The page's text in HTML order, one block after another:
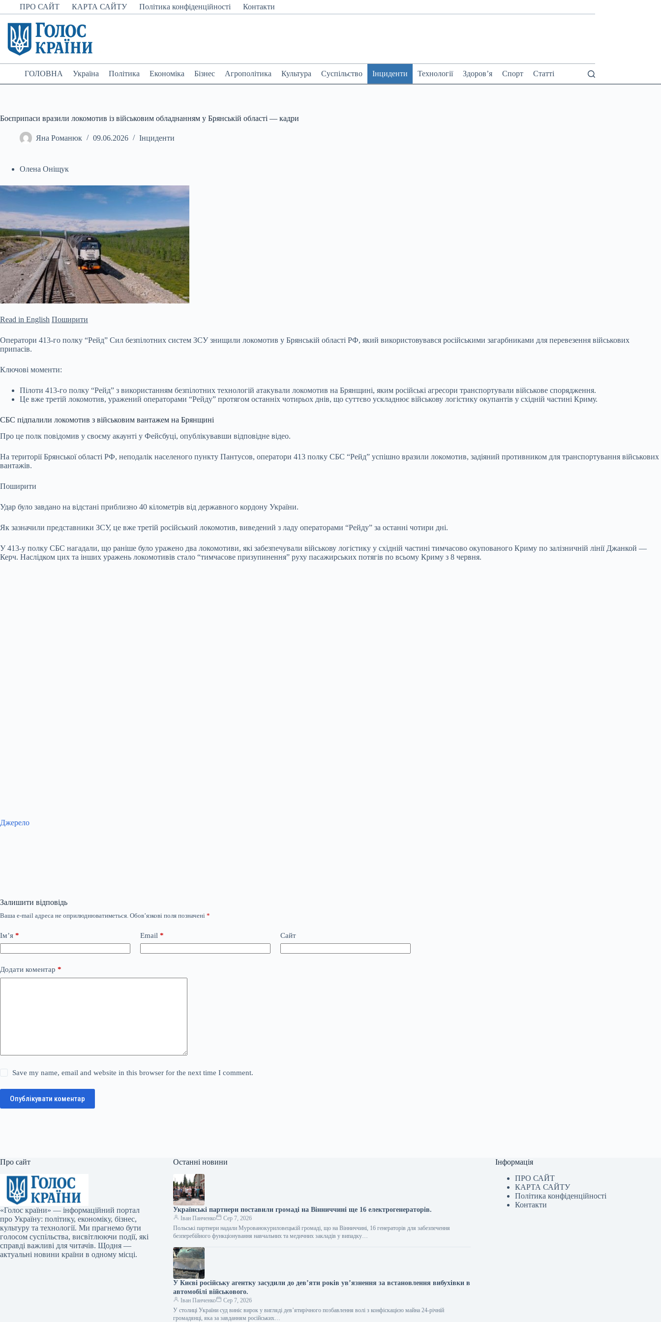
Перейти
до
вмісту
ПРО САЙТ КАРТА САЙТУ Політика конфіденційності Контакти
ГОЛОВНА Україна Політика Економіка Бізнес Агрополітика Культура Суспільство Інциденти Технології Здоров’я Спорт Статті
Боєприпаси вразили локомотив із військовим обладнанням у Брянській області — кадри
Яна Романюк 09.06.2026 Інциденти
Олена Оніщук
Read in English Поширити
Оператори 413-го полку “Рейд” Сил безпілотних систем ЗСУ знищили локомотив у Брянській області РФ, який використовувався російськими загарбниками для перевезення військових
припасів.
Ключові моменти:
Пілоти 413-го полку “Рейд” з використанням безпілотних технологій атакували локомотив на Брянщині, яким російські агресори транспортували військове спорядження.
Це вже третій локомотив, уражений операторами “Рейду” протягом останніх чотирьох днів, що суттєво ускладнює військову логістику окупантів у східній частині Криму.
СБС підпалили локомотив з військовим вантажем на Брянщині
Про це полк повідомив у своєму акаунті у Фейсбуці, опублікувавши відповідне відео.
На території Брянської області РФ, неподалік населеного пункту Пантусов, оператори 413 полку СБС “Рейд” успішно вразили локомотив, задіяний противником для транспортування військових
вантажів.
Поширити
Удар було завдано на відстані приблизно 40 кілометрів від державного кордону України.
Як зазначили представники ЗСУ, це вже третій російський локомотив, виведений з ладу операторами “Рейду” за останні чотири дні.
У 413-у полку СБС нагадали, що раніше було уражено два локомотиви, які забезпечували військову логістику у східній частині тимчасово окупованого Криму по залізничній лінії Джанкой —
Керч. Наслідком цих та інших уражень локомотивів стало “тимчасове призупинення” руху пасажирських потягів по всьому Криму з 8 червня.
Джерело
Залишити відповідь
Ваша e-mail адреса не оприлюднюватиметься. Обов’язкові поля позначені *
Ім’я * Email * Сайт
Додати коментар *
Save my name, email and website in this browser for the next time I comment.
Опублікувати коментар
Про сайт
«Голос країни» — інформаційний портал
про Україну: політику, економіку, бізнес,
культуру та технології. Ми прагнемо бути
голосом суспільства, висвітлюючи події, які
справді важливі для читачів. Щодня —
актуальні новини країни в одному місці.
Останні новини
Українські партнери поставили громаді на Вінниччині ще 16 електрогенераторів.
Іван Панченко
Сер 7, 2026
Польські партнери надали Мурованокуриловецькій громаді, що на Вінниччині, 16 генераторів для забезпечення
безперебійного функціонування навчальних та медичних закладів у випадку…
У Києві російську агентку засудили до дев’яти років ув’язнення за встановлення вибухівки в
автомобілі військового.
Іван Панченко
Сер 7, 2026
У столиці України суд виніс вирок у вигляді дев’ятирічного позбавлення волі з конфіскацією майна 24-річній
громадянці, яка за завданням російських…
Інформація
ПРО САЙТ
КАРТА САЙТУ
Політика конфіденційності
Контакти